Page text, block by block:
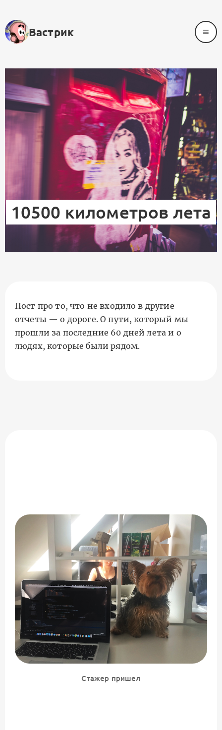
Вастрик ≡
10500 километров лета
Пост про то, что не входило в другие
отчеты — о дороге. О пути, который мы
прошли за последние 60 дней лета и о
людях, которые были рядом.
Стажер пришел